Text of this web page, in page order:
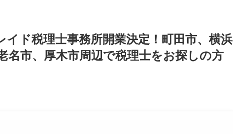
イド税理士事務所開業決定！町田市、横浜
名市、厚木市周辺で税理士をお探しの方